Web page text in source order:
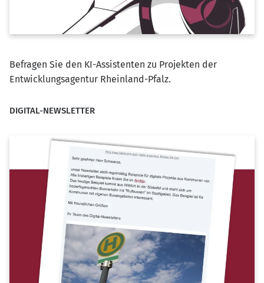
Befragen Sie den KI-Assistenten zu Projekten der
Entwicklungsagentur Rheinland-Pfalz.
DIGITAL-NEWSLETTER